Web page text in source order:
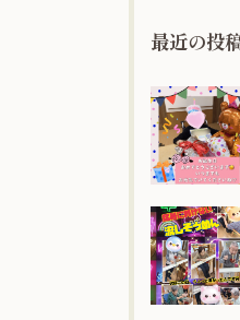
最近の投